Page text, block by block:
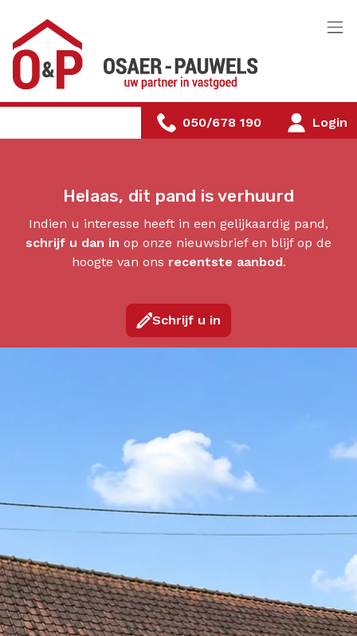
050/678 190 Login
Helaas, dit pand is verhuurd
Indien u interesse heeft in een gelijkaardig pand,
schrijf u dan in op onze nieuwsbrief en blijf op de
hoogte van ons recentste aanbod.
Schrijf u in